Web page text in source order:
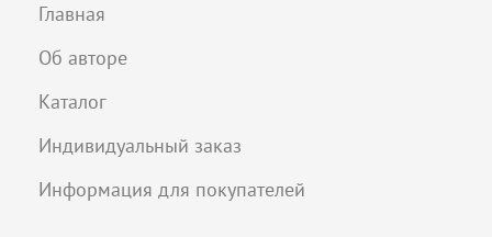
Главная
Об авторе
Каталог
Индивидуальный заказ
Информация для покупателей